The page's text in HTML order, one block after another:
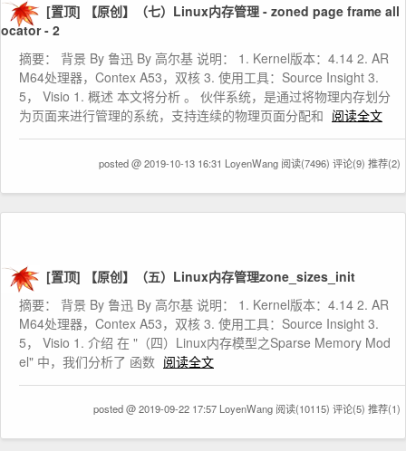
[置顶] 【原创】（七）Linux内存管理 - zoned page frame all
ocator - 2
摘要： 背景 By 鲁迅 By 高尔基 说明： 1. Kernel版本：4.14 2. AR
M64处理器，Contex A53，双核 3. 使用工具：Source Insight 3.
5， Visio 1. 概述 本文将分析 。 伙伴系统，是通过将物理内存划分
为页面来进行管理的系统，支持连续的物理页面分配和 阅读全文
posted @ 2019-10-13 16:31 LoyenWang 阅读(7496) 评论(9) 推荐(2)
[置顶] 【原创】（五）Linux内存管理zone_sizes_init
摘要： 背景 By 鲁迅 By 高尔基 说明： 1. Kernel版本：4.14 2. AR
M64处理器，Contex A53，双核 3. 使用工具：Source Insight 3.
5， Visio 1. 介绍 在 "（四）Linux内存模型之Sparse Memory Mod
el" 中，我们分析了 函数 阅读全文
posted @ 2019-09-22 17:57 LoyenWang 阅读(10115) 评论(5) 推荐(1)